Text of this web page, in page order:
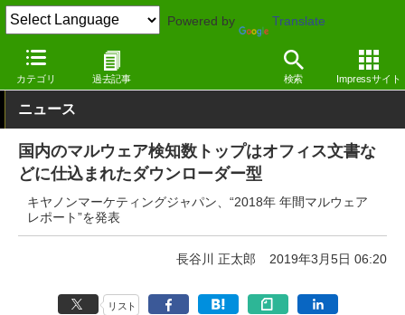
Powered by Translate
カテゴリ 過去記事 検索 Impressサイト
窓の杜 セキュリティ その他
ニュース
国内のマルウェア検知数トップはオフィス文書な
どに仕込まれたダウンローダー型
キヤノンマーケティングジャパン、“2018年 年間マルウェア
レポート”を発表
長谷川 正太郎 2019年3月5日 06:20
リスト